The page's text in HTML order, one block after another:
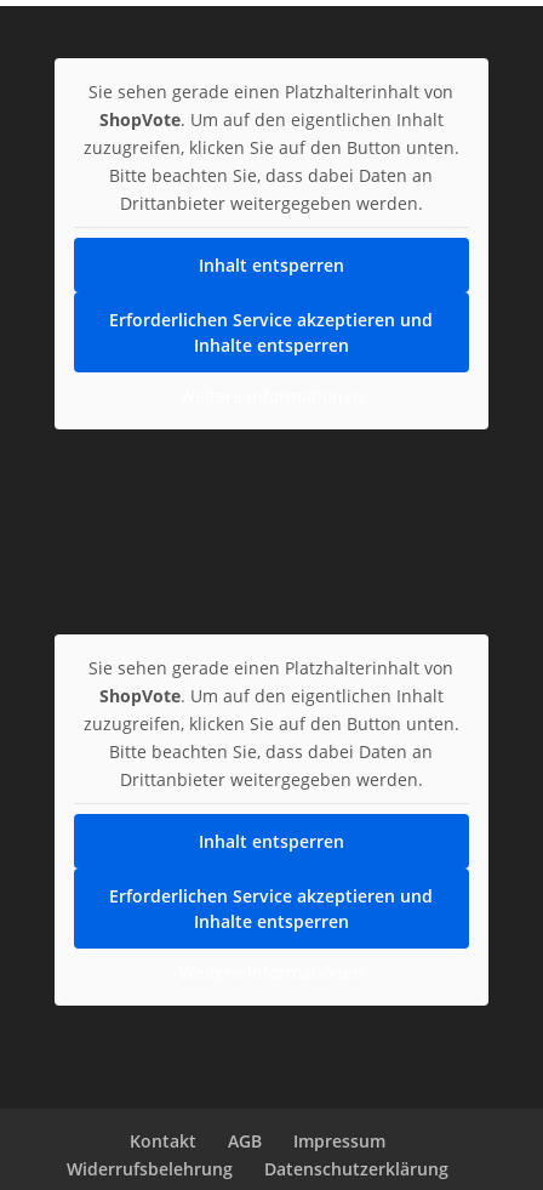
Sie sehen gerade einen Platzhalterinhalt von
ShopVote. Um auf den eigentlichen Inhalt
zuzugreifen, klicken Sie auf den Button unten.
Bitte beachten Sie, dass dabei Daten an
Drittanbieter weitergegeben werden.
Inhalt entsperren
Erforderlichen Service akzeptieren und
Inhalte entsperren
Sie sehen gerade einen Platzhalterinhalt von
ShopVote. Um auf den eigentlichen Inhalt
zuzugreifen, klicken Sie auf den Button unten.
Bitte beachten Sie, dass dabei Daten an
Drittanbieter weitergegeben werden.
Inhalt entsperren
Erforderlichen Service akzeptieren und
Inhalte entsperren
Kontakt AGB
Impressum
Widerrufsbelehrung
Datenschutzerklärung